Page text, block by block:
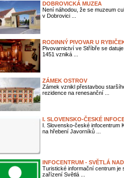
DOBROVICKÁ MUZEA
Není náhodou, že se muzeum
v Dobrovici ...
RODINNÝ PIVOVAR U
Pivovarnictví ve Stříbře se
1451 vzniká ...
ZÁMEK OSTROV
Zámek vznikl přestavbou
rezidence na renesanční ...
I. SLOVENSKO-ČESKÉ
I. Slovensko-české infocentrum
na hřebení Javorníků ...
INFOCENTRUM - SVĚTLÁ
Turistické informační centrum
zařízení Světlá ...